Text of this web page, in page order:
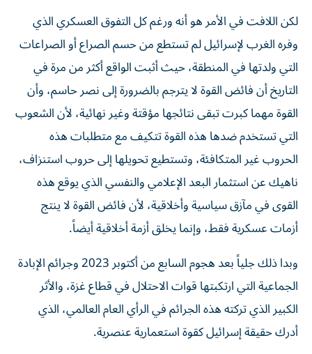
لكن اللافت في الأمر هو أنه ورغم كل التفوق العسكري الذي
وفره الغرب لإسرائيل لم تستطع من حسم الصراع أو الصراعات
التي ولدتها في المنطقة، حيث أثبت الواقع أكثر من مرة في
التاريخ أن فائض القوة لا يترجم بالضرورة إلى نصر حاسم، وأن
القوة مهما كبرت تبقى نتائجها مؤقتة وغير نهائية، لأن الشعوب
التي تستخدم ضدها هذه القوة تتكيف مع متطلبات هذه
الحروب غير المتكافئة، وتستطيع تحويلها إلى حروب استنزاف،
ناهيك عن استثمار البعد الإعلامي والنفسي الذي يوقع هذه
القوى في مآزق سياسية وأخلاقية، لأن فائض القوة لا ينتج
أزمات عسكرية فقط، وإنما يخلق أزمة أخلاقية أيضاً.
وبدا ذلك جلياً بعد هجوم السابع من أكتوبر 2023 وجرائم الإبادة
الجماعية التي ارتكبتها قوات الاحتلال في قطاع غزة، والأثر
الكبير الذي تركته هذه الجرائم في الرأي العام العالمي، الذي
أدرك حقيقة إسرائيل كقوة استعمارية عنصرية.